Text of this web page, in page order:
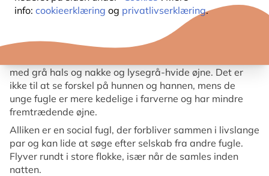
info: cookieerklæring og privatlivserklæring.
INFORMATION OM ALLIKE
Den europæiske stamme betragtes som levedygtig.
med grå hals og nakke og lysegrå-hvide øjne. Det er
ikke til at se forskel på hunnen og hannen, mens de
unge fugle er mere kedelige i farverne og har mindre
fremtrædende øjne.
Alliken er en social fugl, der forbliver sammen i livslange
par og kan lide at søge efter selskab fra andre fugle.
Flyver rundt i store flokke, især når de samles inden
natten.